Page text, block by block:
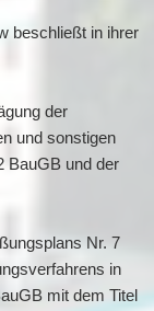
beschließt in ihrer
der
und sonstigen
BauGB und der
Nr. 7
in
mit dem Titel